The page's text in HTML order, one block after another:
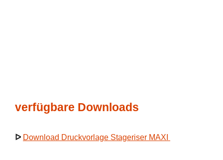
verfügbare Downloads
ᐅ Download Druckvorlage Stageriser MAXI